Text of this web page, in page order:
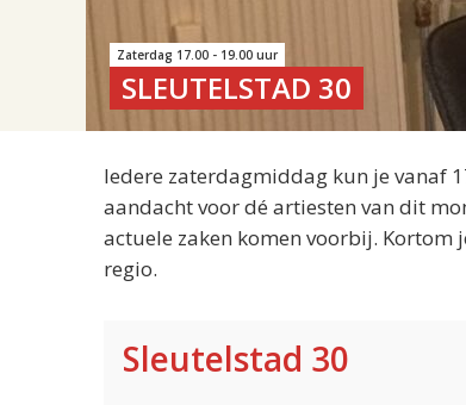
Zaterdag 17.00 - 19.00 uur
SLEUTELSTAD 30
Iedere zaterdagmiddag kun je vanaf
aandacht voor dé artiesten van dit
actuele zaken komen voorbij. Kortom
regio.
Sleutelstad 30